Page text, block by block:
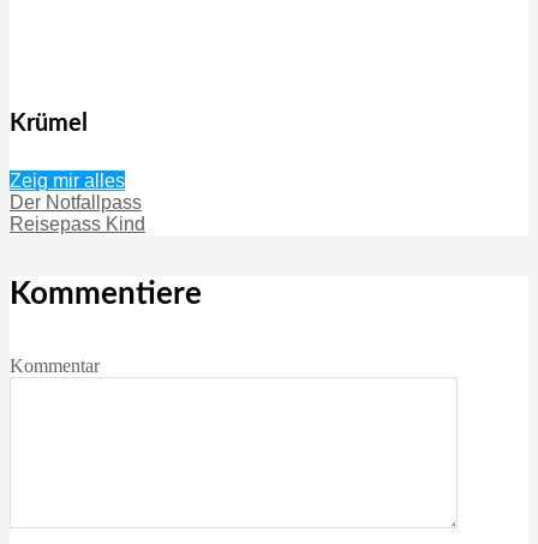
Krümel
Zeig mir alles
Der Notfallpass
Reisepass Kind
Kommentiere
Kommentar